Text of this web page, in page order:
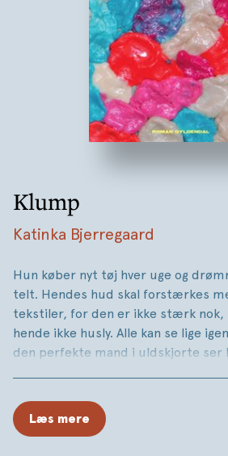
Klump
Katinka Bjerregaard
Hun køber nyt tøj hver uge og
telt. Hendes hud skal forstærkes
tekstiler, for den er ikke stærk nok,
hende ikke husly. Alle kan se lige
den perfekte mand i uldskjorte ser
hans faste og stabile form. Men kan
sin elskede uden at ødelægge ham?
Læs mere